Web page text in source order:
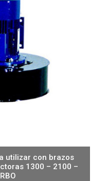
utilizar con brazos
1300 – 2100 –